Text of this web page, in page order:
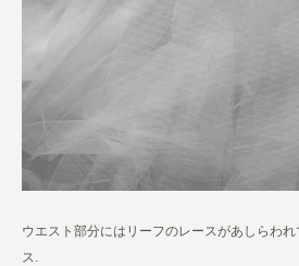
ウエスト部分にはリーフのレースがあしらわ
ス.